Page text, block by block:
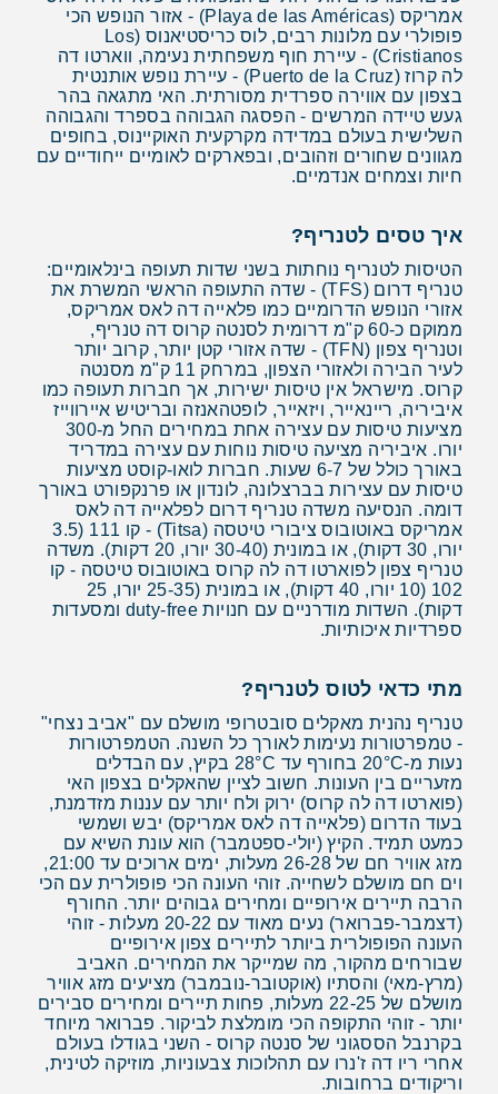
אמריקס (Playa de las Américas) - אזור הנופש הכי
פופולרי עם מלונות רבים, לוס כריסטיאנוס (Los
Cristianos) - עיירת חוף משפחתית נעימה, ווארטו דה
לה קרוז (Puerto de la Cruz) - עיירת נופש אותנטית
בצפון עם אווירה ספרדית מסורתית. האי מתגאה בהר
געש טיידה המרשים - הפסגה הגבוהה בספרד והגבוהה
השלישית בעולם במדידה מקרקעית האוקיינוס, בחופים
מגוונים שחורים וזהובים, ובפארקים לאומיים ייחודיים עם
חיות וצמחים אנדמיים.
איך טסים לטנריף?
הטיסות לטנריף נוחתות בשני שדות תעופה בינלאומיים:
טנריף דרום (TFS) - שדה התעופה הראשי המשרת את
אזורי הנופש הדרומיים כמו פלאייה דה לאס אמריקס,
ממוקם כ-60 ק"מ דרומית לסנטה קרוס דה טנריף,
וטנריף צפון (TFN) - שדה אזורי קטן יותר, קרוב יותר
לעיר הבירה ולאזורי הצפון, במרחק 11 ק"מ מסנטה
קרוס. מישראל אין טיסות ישירות, אך חברות תעופה כמו
איביריה, ריינאייר, ויזאייר, לופטהאנזה ובריטיש איירווייז
מציעות טיסות עם עצירה אחת במחירים החל מ-300
יורו. איביריה מציעה טיסות נוחות עם עצירה במדריד
באורך כולל של 6-7 שעות. חברות לואו-קוסט מציעות
טיסות עם עצירות בברצלונה, לונדון או פרנקפורט באורך
דומה. הנסיעה משדה טנריף דרום לפלאייה דה לאס
אמריקס באוטובוס ציבורי טיטסה (Titsa) - קו 111 (3.5
יורו, 30 דקות), או במונית (30-40 יורו, 20 דקות). משדה
טנריף צפון לפוארטו דה לה קרוס באוטובוס טיטסה - קו
102 (10 יורו, 40 דקות), או במונית (25-35 יורו, 25
דקות). השדות מודרניים עם חנויות duty-free ומסעדות
ספרדיות איכותיות.
מתי כדאי לטוס לטנריף?
טנריף נהנית מאקלים סובטרופי מושלם עם "אביב נצחי"
- טמפרטורות נעימות לאורך כל השנה. הטמפרטורות
נעות מ-20°C בחורף עד 28°C בקיץ, עם הבדלים
מזעריים בין העונות. חשוב לציין שהאקלים בצפון האי
(פוארטו דה לה קרוס) ירוק ולח יותר עם עננות מזדמנת,
בעוד הדרום (פלאייה דה לאס אמריקס) יבש ושמשי
כמעט תמיד. הקיץ (יולי-ספטמבר) הוא עונת השיא עם
מזג אוויר חם של 26-28 מעלות, ימים ארוכים עד 21:00,
וים חם מושלם לשחייה. זוהי העונה הכי פופולרית עם הכי
הרבה תיירים אירופיים ומחירים גבוהים יותר. החורף
(דצמבר-פברואר) נעים מאוד עם 20-22 מעלות - זוהי
העונה הפופולרית ביותר לתיירים צפון אירופיים
שבורחים מהקור, מה שמייקר את המחירים. האביב
(מרץ-מאי) והסתיו (אוקטובר-נובמבר) מציעים מזג אוויר
מושלם של 22-25 מעלות, פחות תיירים ומחירים סבירים
יותר - זוהי התקופה הכי מומלצת לביקור. פברואר מיוחד
בקרנבל הססגוני של סנטה קרוס - השני בגודלו בעולם
אחרי ריו דה ז'נרו עם תהלוכות צבעוניות, מוזיקה לטינית,
וריקודים ברחובות.